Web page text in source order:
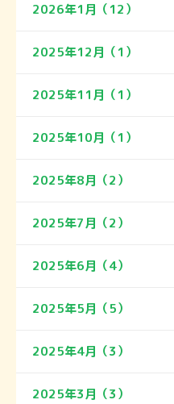
2026年1月（12）
2025年12月（1）
2025年11月（1）
2025年10月（1）
2025年8月（2）
2025年7月（2）
2025年6月（4）
2025年5月（5）
2025年4月（3）
2025年3月（3）